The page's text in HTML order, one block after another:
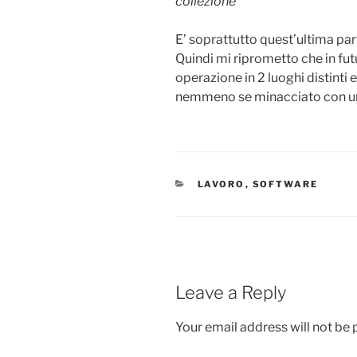
E’ soprattutto quest’ultima
Quindi mi riprometto che in
operazione in 2 luoghi distinti
nemmeno se minacciato con
CATEGORIES
LAVORO , SOFTWARE
Leave a Reply
Your email address will not be